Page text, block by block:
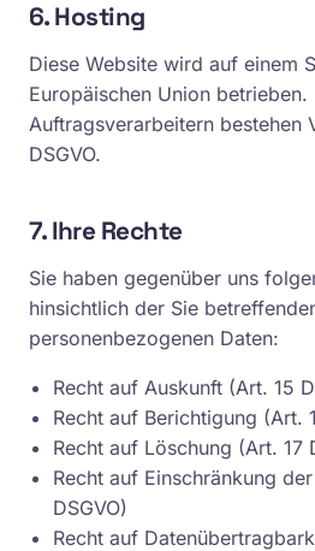
6. Hosting
Diese Website wird auf einem
Europäischen Union
Auftragsverarbeitern bestehen
DSGVO.
7. Ihre Rechte
Sie haben gegenüber uns
hinsichtlich der Sie
personenbezogenen Daten:
Recht auf Auskunft (Art. 15
Recht auf Berichtigung (Art.
Recht auf Löschung (Art. 17
Recht auf Einschränkung
DSGVO)
Recht auf